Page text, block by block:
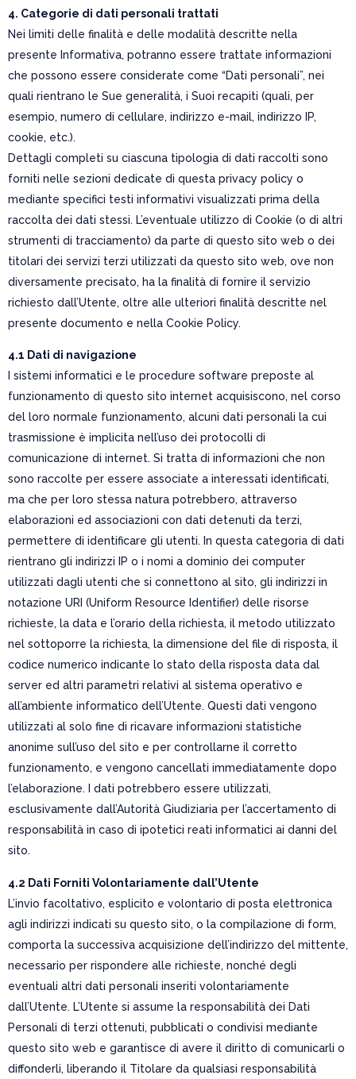
4. Categorie di dati personali trattati
Nei limiti delle finalità e delle modalità descritte nella
presente Informativa, potranno essere trattate informazioni
che possono essere considerate come “Dati personali”, nei
quali rientrano le Sue generalità, i Suoi recapiti (quali, per
esempio, numero di cellulare, indirizzo e-mail, indirizzo IP,
cookie, etc.).
Dettagli completi su ciascuna tipologia di dati raccolti sono
forniti nelle sezioni dedicate di questa privacy policy o
mediante specifici testi informativi visualizzati prima della
raccolta dei dati stessi. L’eventuale utilizzo di Cookie (o di altri
strumenti di tracciamento) da parte di questo sito web o dei
titolari dei servizi terzi utilizzati da questo sito web, ove non
diversamente precisato, ha la finalità di fornire il servizio
richiesto dall’Utente, oltre alle ulteriori finalità descritte nel
presente documento e nella Cookie Policy.
4.1 Dati di navigazione
I sistemi informatici e le procedure software preposte al
funzionamento di questo sito internet acquisiscono, nel corso
del loro normale funzionamento, alcuni dati personali la cui
trasmissione è implicita nell’uso dei protocolli di
comunicazione di internet. Si tratta di informazioni che non
sono raccolte per essere associate a interessati identificati,
ma che per loro stessa natura potrebbero, attraverso
elaborazioni ed associazioni con dati detenuti da terzi,
permettere di identificare gli utenti. In questa categoria di dati
rientrano gli indirizzi IP o i nomi a dominio dei computer
utilizzati dagli utenti che si connettono al sito, gli indirizzi in
notazione URI (Uniform Resource Identifier) delle risorse
richieste, la data e l’orario della richiesta, il metodo utilizzato
nel sottoporre la richiesta, la dimensione del file di risposta, il
codice numerico indicante lo stato della risposta data dal
server ed altri parametri relativi al sistema operativo e
all’ambiente informatico dell’Utente. Questi dati vengono
utilizzati al solo fine di ricavare informazioni statistiche
anonime sull’uso del sito e per controllarne il corretto
funzionamento, e vengono cancellati immediatamente dopo
l’elaborazione. I dati potrebbero essere utilizzati,
esclusivamente dall’Autorità Giudiziaria per l’accertamento di
responsabilità in caso di ipotetici reati informatici ai danni del
sito.
4.2 Dati Forniti Volontariamente dall’Utente
L’invio facoltativo, esplicito e volontario di posta elettronica
agli indirizzi indicati su questo sito, o la compilazione di form,
comporta la successiva acquisizione dell’indirizzo del mittente,
necessario per rispondere alle richieste, nonché degli
eventuali altri dati personali inseriti volontariamente
dall’Utente. L’Utente si assume la responsabilità dei Dati
Personali di terzi ottenuti, pubblicati o condivisi mediante
questo sito web e garantisce di avere il diritto di comunicarli o
diffonderli, liberando il Titolare da qualsiasi responsabilità